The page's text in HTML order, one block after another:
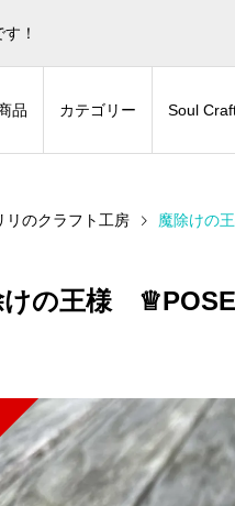
！
品 カテゴリー Soul
リのクラフト工房 魔除けの
けの王様
色庭園グッズとデジタルコ